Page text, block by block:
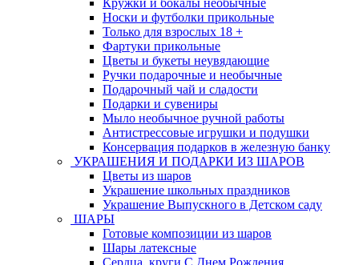
Кружки и бокалы необычные
Носки и футболки прикольные
Только для взрослых 18 +
Фартуки прикольные
Цветы и букеты неувядающие
Ручки подарочные и необычные
Подарочный чай и сладости
Подарки и сувениры
Мыло необычное ручной работы
Антистрессовые игрушки и подушки
Консервация подарков в железную банку
УКРАШЕНИЯ И ПОДАРКИ ИЗ ШАРОВ
Цветы из шаров
Украшение школьных праздников
Украшение Выпускного в Детском саду
ШАРЫ
Готовые композиции из шаров
Шары латексные
Сердца, круги С Днем Рождения